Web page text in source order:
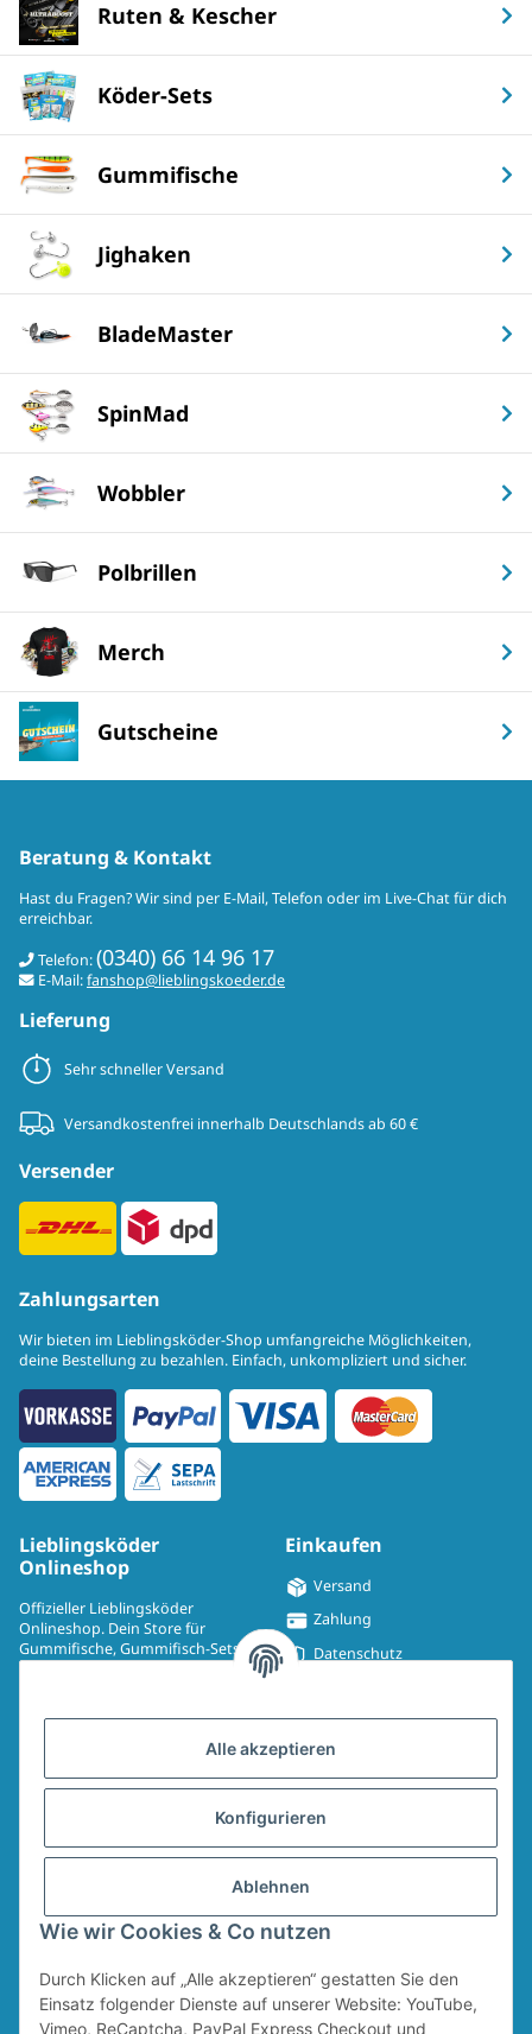
Alle akzeptieren
Konfigurieren
Ablehnen
Wie wir Cookies & Co nutzen
Durch Klicken auf „Alle akzeptieren“ gestatten Sie den
Einsatz folgender Dienste auf unserer Website: YouTube,
Vimeo, ReCaptcha, PayPal Express Checkout und
Ruten & Kescher
Köder-Sets
Gummifische
Jighaken
BladeMaster
SpinMad
Wobbler
Polbrillen
Merch
Gutscheine
Beratung & Kontakt
Hast du Fragen? Wir sind per E-Mail, Telefon oder im Live-Chat für dich
erreichbar.
Telefon:(0340) 66 14 96 17
E-Mail:fanshop@lieblingskoeder.de
Lieferung
Sehr schneller Versand
Versandkostenfrei innerhalb Deutschlands ab 60 €
Versender
Zahlungsarten
Wir bieten im Lieblingsköder-Shop umfangreiche Möglichkeiten,
deine Bestellung zu bezahlen. Einfach, unkompliziert und sicher.
Lieblingsköder
Onlineshop
Offizieller Lieblingsköder
Onlineshop. Dein Store für
Gummifische, Gummifisch-Sets,
Einkaufen
Versand
Zahlung
Datenschutz
Widerrufsrecht
AGB
Sitemap
Widerrufsformular
Vertrag widerrufen
* Alle Preise inkl. gesetzlicher USt., zzgl.Versand
Für den Versand von Ruten und Keschern wird ein Sperrgutzuschlag in Höhe
von 4,95 € erhoben. Dieser Zuschlag fällt unabhängig vom Warenwert an.